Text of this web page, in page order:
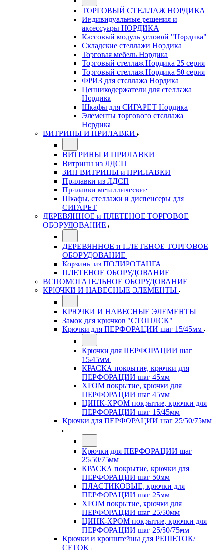
ТОРГОВЫЙ СТЕЛЛАЖ НОРДИКА
Индивидуальные решения и
аксессуары НОРДИКА
Кассовый модуль угловой "Нордика"
Складские стеллажи Нордика
Торговая мебель Нордика
Торговый стеллаж Нордика 25 серия
Торговый стеллаж Нордика 50 серия
ФРИЗ для стеллажа Нордика
Ценникодержатели для стеллажа
Нордика
Шкафы для СИГАРЕТ Нордика
Элементы торгового стеллажа
Нордика
ВИТРИНЫ И ПРИЛАВКИ
ВИТРИНЫ И ПРИЛАВКИ
Витрины из ЛДСП
ЗИП ВИТРИНЫ и ПРИЛАВКИ
Прилавки из ЛДСП
Прилавки металлические
Шкафы, стеллажи и диспенсеры для
СИГАРЕТ
ДЕРЕВЯННОЕ и ПЛЕТЕНОЕ ТОРГОВОЕ
ОБОРУДОВАНИЕ
ДЕРЕВЯННОЕ и ПЛЕТЕНОЕ ТОРГОВОЕ
ОБОРУДОВАНИЕ
Корзины из ПОЛИРОТАНГА
ПЛЕТЕНОЕ ОБОРУДОВАНИЕ
ВСПОМОГАТЕЛЬНОЕ ОБОРУДОВАНИЕ
КРЮЧКИ И НАВЕСНЫЕ ЭЛЕМЕНТЫ
КРЮЧКИ И НАВЕСНЫЕ ЭЛЕМЕНТЫ
Замок для крючков "СТОПЛОК"
Крючки для ПЕРФОРАЦИИ шаг 15/45мм
Крючки для ПЕРФОРАЦИИ шаг
15/45мм
КРАСКА покрытие, крючки для
ПЕРФОРАЦИИ шаг 45мм
ХРОМ покрытие, крючки для
ПЕРФОРАЦИИ шаг 45мм
ЦИНК-ХРОМ покрытие, крючки для
ПЕРФОРАЦИИ шаг 15/45мм
Крючки для ПЕРФОРАЦИИ шаг 25/50/75мм
Крючки для ПЕРФОРАЦИИ шаг
25/50/75мм
КРАСКА покрытие, крючки для
ПЕРФОРАЦИИ шаг 50мм
ПЛАСТИКОВЫЕ, крючки для
ПЕРФОРАЦИИ шаг 25мм
ХРОМ покрытие, крючки для
ПЕРФОРАЦИИ шаг 25/50мм
ЦИНК-ХРОМ покрытие, крючки для
ПЕРФОРАЦИИ шаг 25/50/75мм
Крючки и кронштейны для РЕШЕТОК/
СЕТОК